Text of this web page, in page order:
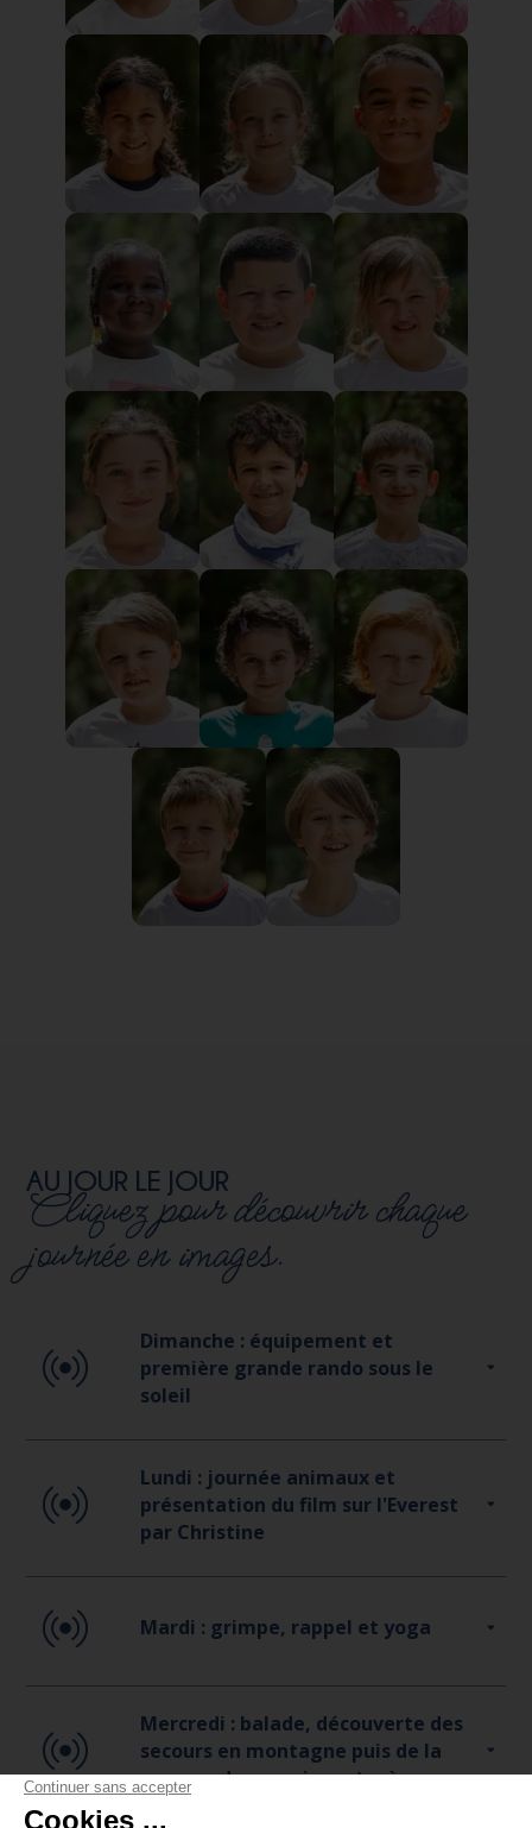
AU JOUR LE JOUR
Cliquez pour découvrir chaque
journée en images.
Dimanche : équipement et
première grande rando sous le
soleil
Lundi : journée animaux et
présentation du film sur l'Everest
par Christine
Mardi : grimpe, rappel et yoga
Mercredi : balade, découverte des
secours en montagne puis de la
caserne de pompiers et crèpes